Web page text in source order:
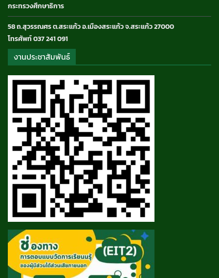
กระทรวงศึกษาธิการ
58 ถ.สุวรรณศร ต.สระแก้ว อ.เมืองสระแก้ว จ.สระแก้ว 27000
โทรศัพท์ 037 241 091
งานประชาสัมพันธ์